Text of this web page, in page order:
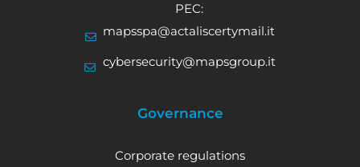
PEC:
mapsspa@actaliscertymail.it
cybersecurity@mapsgroup.it
Governance
Corporate regulations